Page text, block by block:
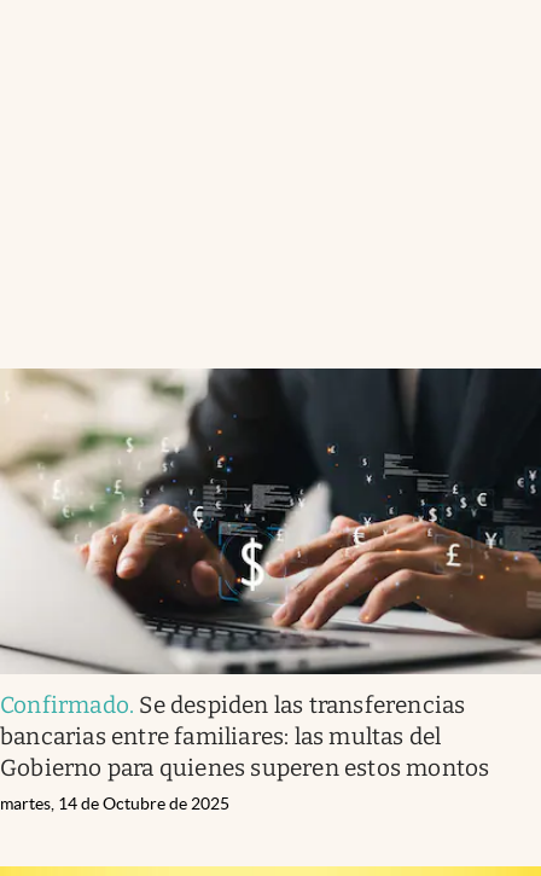
Confirmado. Se despiden las transferencias
bancarias entre familiares: las multas del
Gobierno para quienes superen estos montos
martes, 14 de Octubre de 2025